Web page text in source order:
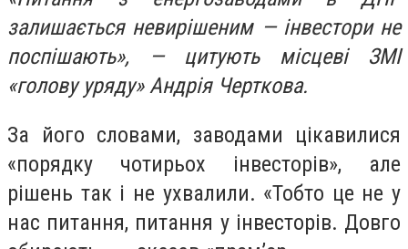
залишається невирішеним — інвестори не
поспішають», — цитують місцеві ЗМІ
«голову уряду» Андрія Черткова.
За його словами, заводами цікавилися
«порядку чотирьох інвесторів», але
рішень так і не ухвалили. «Тобто це не у
нас питання, питання у інвесторів. Довго